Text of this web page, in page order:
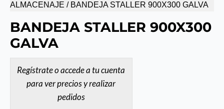
ALMACENAJE / BANDEJA STALLER 900X300 GALVA
BANDEJA STALLER 900X300
GALVA
Regístrate o accede a tu cuenta
para ver precios y realizar
pedidos